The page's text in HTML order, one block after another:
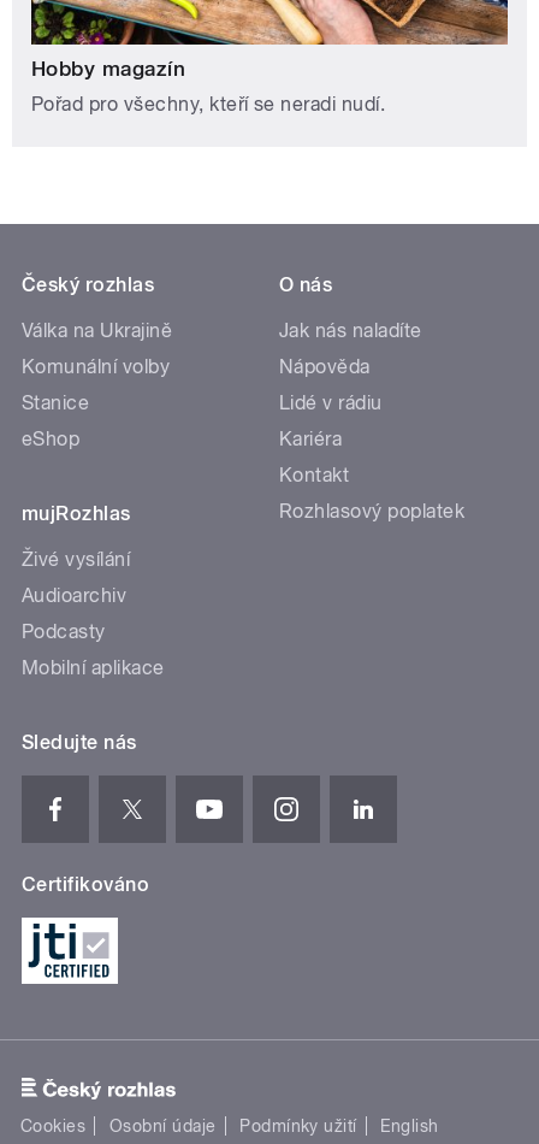
Hobby magazín
Pořad pro všechny, kteří se neradi nudí.
Český rozhlas
Válka na Ukrajině
Komunální volby
Stanice
eShop
mujRozhlas
Živé vysílání
Audioarchiv
Podcasty
Mobilní aplikace
O nás
Jak nás naladíte
Nápověda
Lidé v rádiu
Kariéra
Kontakt
Rozhlasový poplatek
Sledujte nás
Certifikováno
Cookies Osobní údaje Podmínky užití English